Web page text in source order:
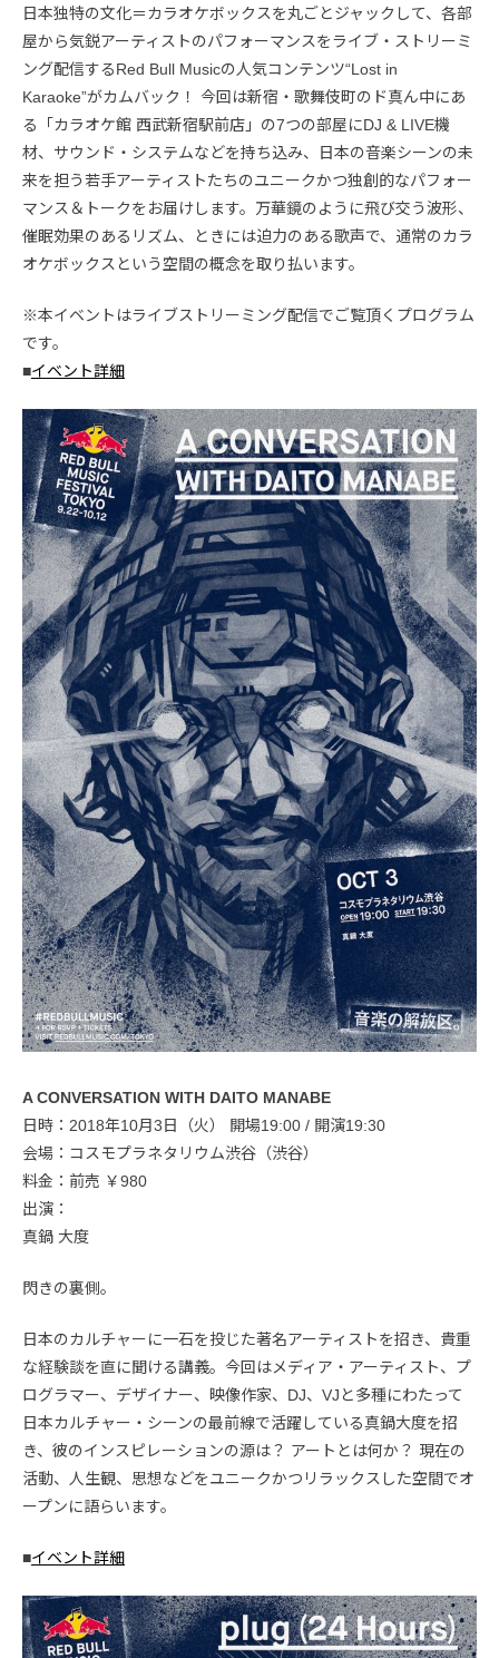
日本独特の文化＝カラオケボックスを丸ごとジャックして、各部
屋から気鋭アーティストのパフォーマンスをライブ・ストリーミ
ング配信するRed Bull Musicの人気コンテンツ“Lost in
Karaoke”がカムバック！ 今回は新宿・歌舞伎町のド真ん中にあ
る「カラオケ館 西武新宿駅前店」の7つの部屋にDJ & LIVE機
材、サウンド・システムなどを持ち込み、日本の音楽シーンの未
来を担う若手アーティストたちのユニークかつ独創的なパフォー
マンス＆トークをお届けします。万華鏡のように飛び交う波形、
催眠効果のあるリズム、ときには迫力のある歌声で、通常のカラ
オケボックスという空間の概念を取り払います。
※本イベントはライブストリーミング配信でご覧頂くプログラム
です。
■イベント詳細
A CONVERSATION WITH DAITO MANABE
日時：2018年10月3日（火） 開場19:00 / 開演19:30
会場：コスモプラネタリウム渋谷（渋谷）
料金：前売 ￥980
出演：
真鍋 大度
閃きの裏側。
日本のカルチャーに一石を投じた著名アーティストを招き、貴重
な経験談を直に聞ける講義。今回はメディア・アーティスト、プ
ログラマー、デザイナー、映像作家、DJ、VJと多種にわたって
日本カルチャー・シーンの最前線で活躍している真鍋大度を招
き、彼のインスピレーションの源は？ アートとは何か？ 現在の
活動、人生観、思想などをユニークかつリラックスした空間でオ
ープンに語らいます。
■イベント詳細